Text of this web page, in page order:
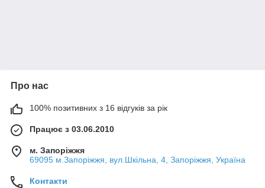
Про нас
100% позитивних з 16 відгуків за рік
Працює з 03.06.2010
м. Запоріжжя
69095 м.Запоріжжя, вул.Шкільна, 4, Запоріжжя, Україна
Контакти